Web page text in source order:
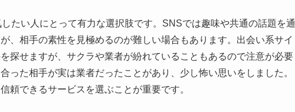
たい人にとって有力な選択肢です。SNSでは趣味や共通の話題を通
、相手の素性を見極めるのが難しい場合もあります。出会い系サイ
探せますが、サクラや業者が紛れていることもあるので注意が必要
った相手が実は業者だったことがあり、少し怖い思いをしました。
頼できるサービスを選ぶことが重要です。